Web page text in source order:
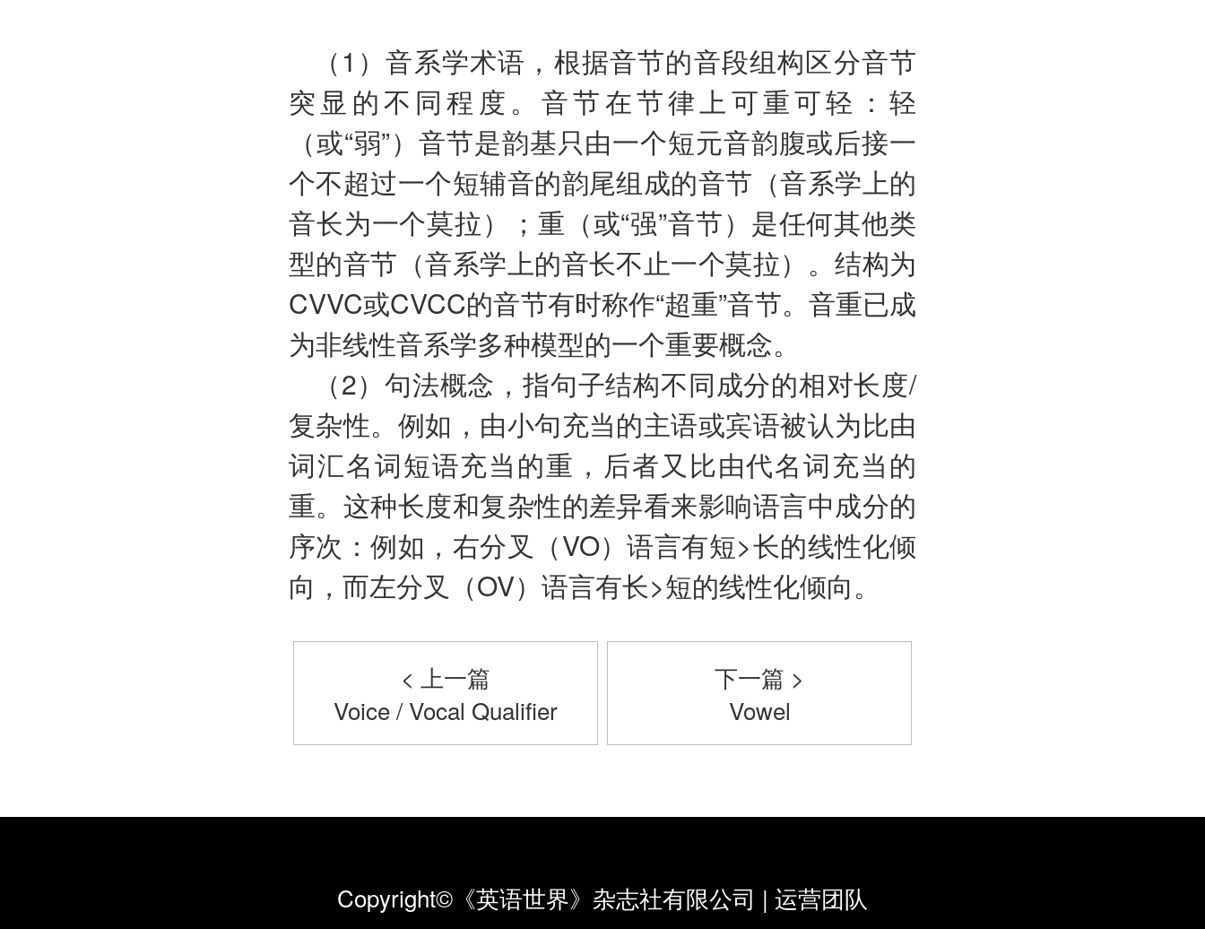
（1）音系学术语，根据音节的音段组构区分音节
突显的不同程度。音节在节律上可重可轻：轻
（或“弱”）音节是韵基只由一个短元音韵腹或后接一
个不超过一个短辅音的韵尾组成的音节（音系学上的
音长为一个莫拉）；重（或“强”音节）是任何其他类
型的音节（音系学上的音长不止一个莫拉）。结构为
CVVC或CVCC的音节有时称作“超重”音节。音重已成
为非线性音系学多种模型的一个重要概念。
（2）句法概念，指句子结构不同成分的相对长度/
复杂性。例如，由小句充当的主语或宾语被认为比由
词汇名词短语充当的重，后者又比由代名词充当的
重。这种长度和复杂性的差异看来影响语言中成分的
序次：例如，右分叉（VO）语言有短>长的线性化倾
向，而左分叉（OV）语言有长>短的线性化倾向。
< 上一篇
Voice / Vocal Qualifier
下一篇 >
Vowel
Copyright©《英语世界》杂志社有限公司 | 运营团队